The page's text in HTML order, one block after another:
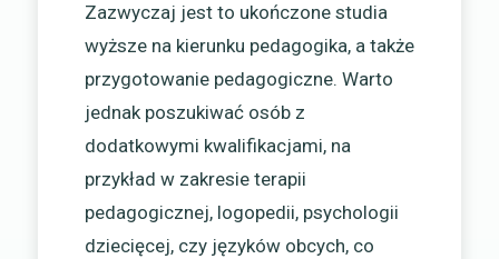
Zazwyczaj jest to ukończone studia
wyższe na kierunku pedagogika, a także
przygotowanie pedagogiczne. Warto
jednak poszukiwać osób z
dodatkowymi kwalifikacjami, na
przykład w zakresie terapii
pedagogicznej, logopedii, psychologii
dziecięcej, czy języków obcych, co